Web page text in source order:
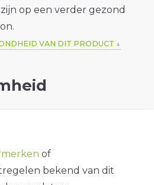
zijn op een verder gezond
VAN DIT PRODUCT
of
bekend van dit